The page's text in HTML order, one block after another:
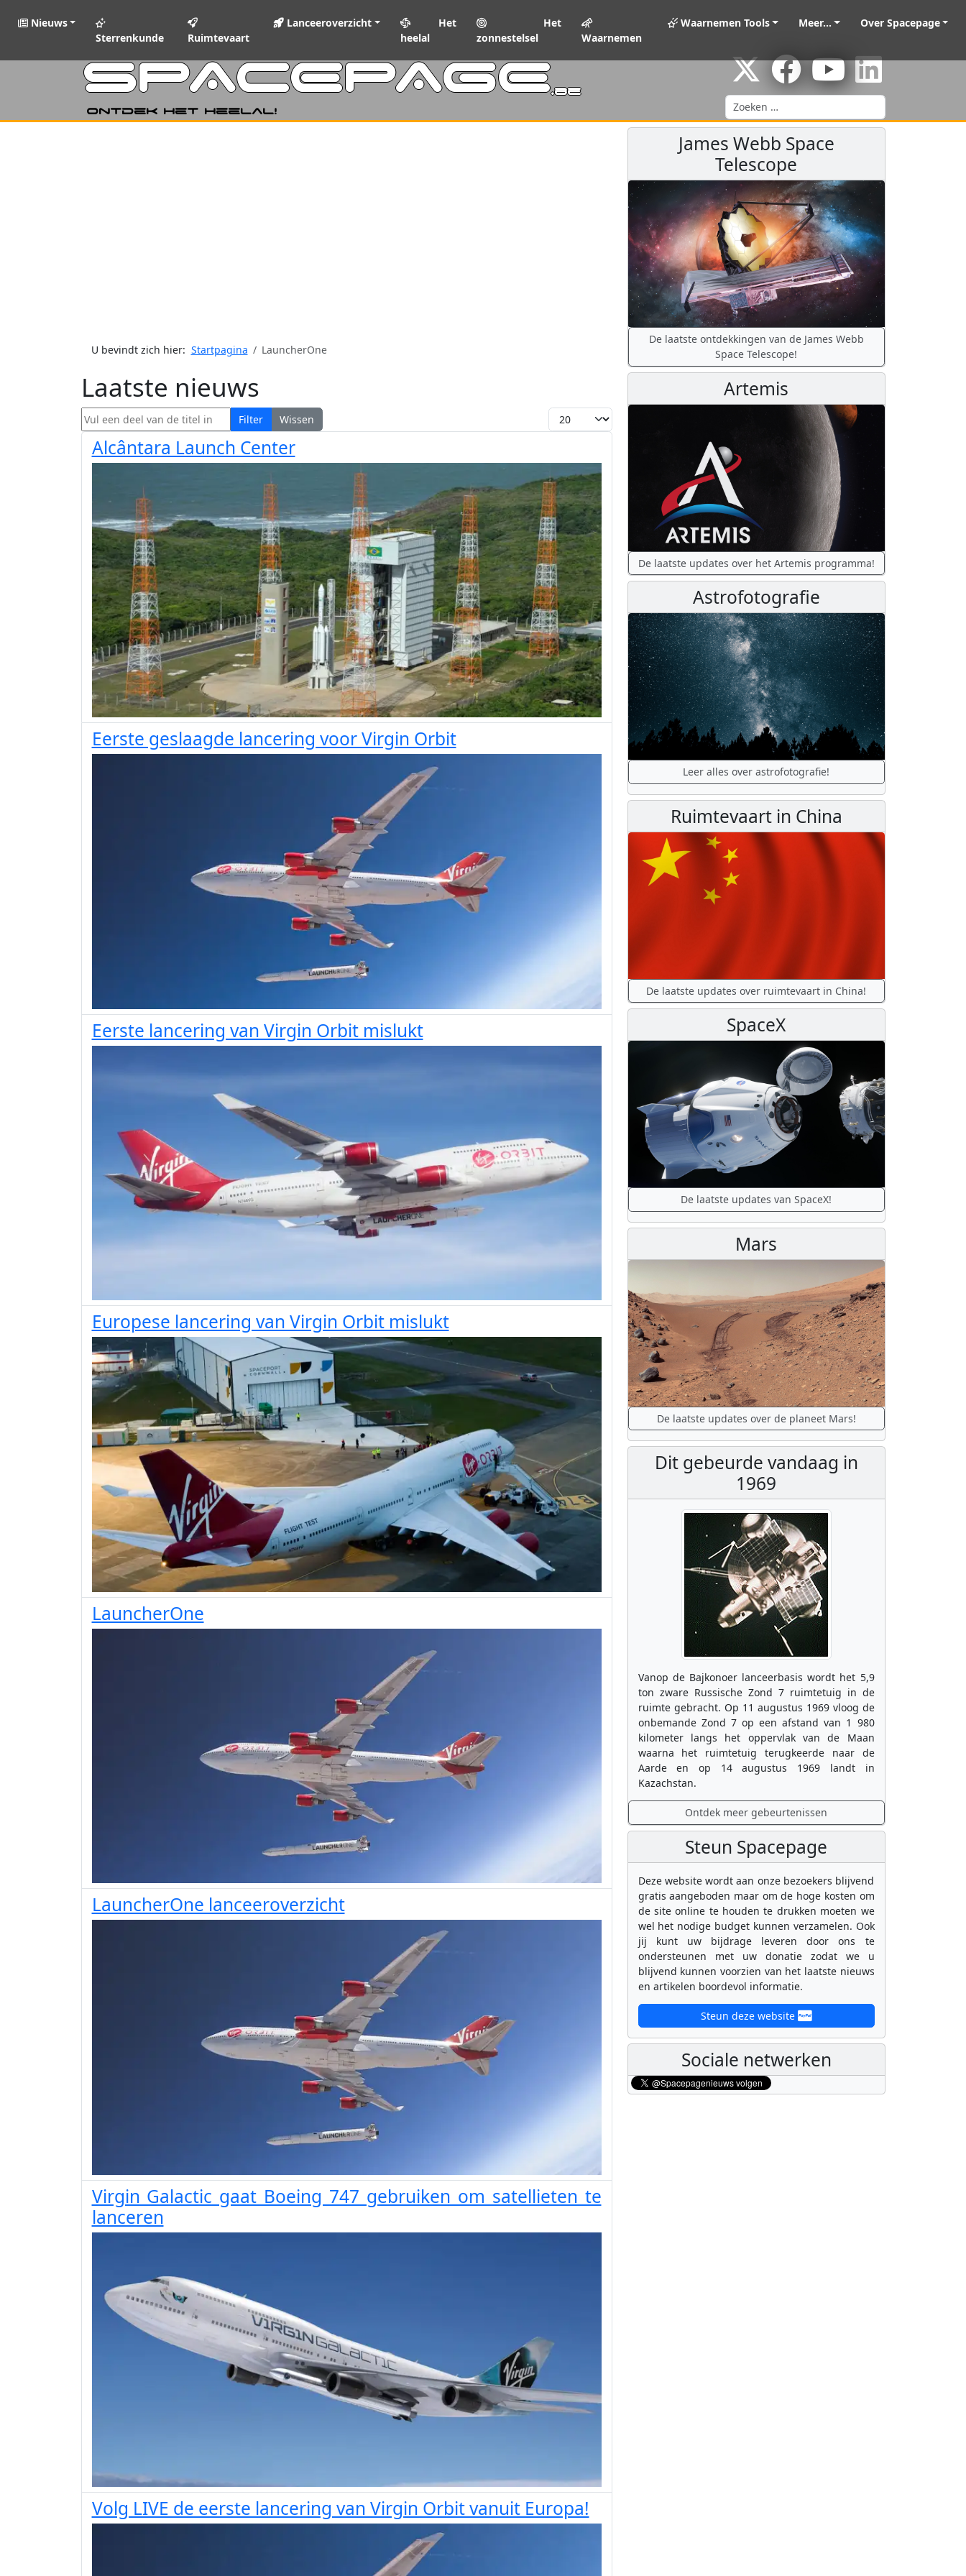
Nieuws
Sterrenkunde
Ruimtevaart
Lanceeroverzicht
Het
heelal
Het
zonnestelsel
Waarnemen
Waarnemen Tools Meer... Over Spacepage
SPACEPAGE.be
Ontdek het heelal!
Zoeken
U bevindt zich hier: Startpagina LauncherOne
Laatste nieuws
Vul een deel van de titel in Filter Wissen Toon #
Alcântara Launch Center
Eerste geslaagde lancering voor Virgin Orbit
Eerste lancering van Virgin Orbit mislukt
Europese lancering van Virgin Orbit mislukt
LauncherOne
LauncherOne lanceeroverzicht
Virgin Galactic gaat Boeing 747 gebruiken om satellieten te
lanceren
Volg LIVE de eerste lancering van Virgin Orbit vanuit Europa!
James Webb Space
Telescope
De laatste ontdekkingen van de James Webb
Space Telescope!
Artemis
De laatste updates over het Artemis programma!
Astrofotografie
Leer alles over astrofotografie!
Ruimtevaart in China
De laatste updates over ruimtevaart in China!
SpaceX
De laatste updates van SpaceX!
Mars
De laatste updates over de planeet Mars!
Dit gebeurde vandaag in
1969
Vanop de Bajkonoer lanceerbasis wordt het 5,9
ton zware Russische Zond 7 ruimtetuig in de
ruimte gebracht. Op 11 augustus 1969 vloog de
onbemande Zond 7 op een afstand van 1 980
kilometer langs het oppervlak van de Maan
waarna het ruimtetuig terugkeerde naar de
Aarde en op 14 augustus 1969 landt in
Kazachstan.
Ontdek meer gebeurtenissen
Steun Spacepage
Deze website wordt aan onze bezoekers blijvend
gratis aangeboden maar om de hoge kosten om
de site online te houden te drukken moeten we
wel het nodige budget kunnen verzamelen. Ook
jij kunt uw bijdrage leveren door ons te
ondersteunen met uw donatie zodat we u
blijvend kunnen voorzien van het laatste nieuws
en artikelen boordevol informatie.
Steun deze website
Sociale netwerken